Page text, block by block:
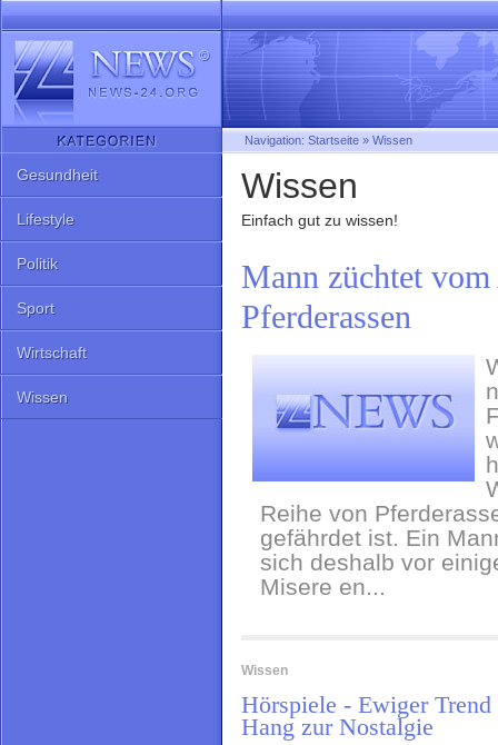
Wissen
Einfach gut zu wissen!
Mann züchtet
Pferderassen
Reihe von
gefährdet ist. Ein
sich deshalb vor
Misere en...
Wissen
Hörspiele - Ewiger Trend
Hang zur Nostalgie
Gesundheit
Lifestyle
Politik
Sport
Wirtschaft
Wissen
Navigation: Startseite » Wissen